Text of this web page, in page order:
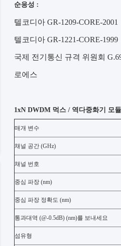
순응성 :
텔코디아 GR-1209-CORE-2001
텔코디아 GR-1221-CORE-1999
국제 전기통신 규격 위원회
로에스
1xN DWDM 먹스 / 역다중화기 모
매개 변수
채널 공간 (GHz)
채널 번호
중심 파장 (nm)
중심 파장 정확도 (nm)
통과대역 (@-0.5dB) (nm)를 보내세요
섬유형